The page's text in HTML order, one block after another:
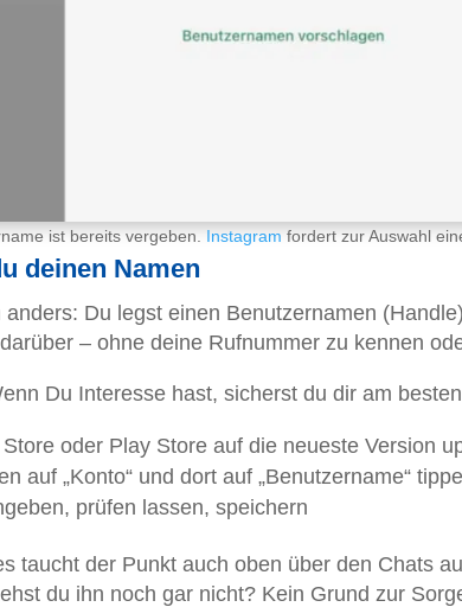
ist bereits vergeben. Instagram fordert zur Auswahl
deinen Namen
Du legst einen Benutzernamen
– ohne deine Rufnummer zu kennen
Du Interesse hast, sicherst du dir am
Store oder Play Store auf die neueste Version
auf „Konto“ und dort auf „Benutzername“
prüfen lassen, speichern
taucht der Punkt auch oben über den Chats
du ihn noch gar nicht? Kein Grund zur